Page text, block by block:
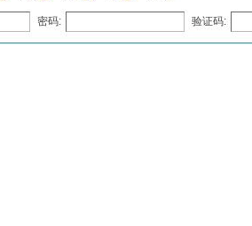
密码: 验证码: